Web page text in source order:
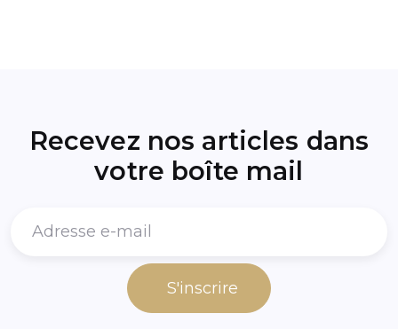
Recevez nos articles dans
votre boîte mail
S'inscrire